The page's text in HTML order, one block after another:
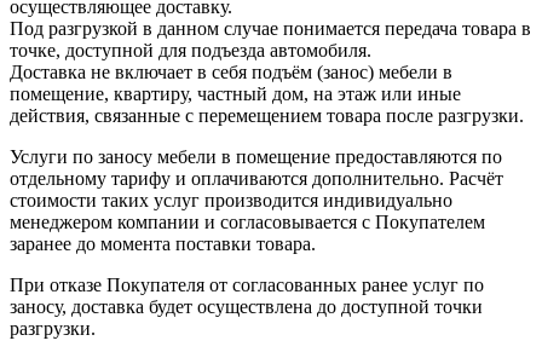
осуществляющее доставку.
Под разгрузкой в данном случае понимается передача товара в
точке, доступной для подъезда автомобиля.
Доставка не включает в себя подъём (занос) мебели в
помещение, квартиру, частный дом, на этаж или иные
действия, связанные с перемещением товара после разгрузки.
Услуги по заносу мебели в помещение предоставляются по
отдельному тарифу и оплачиваются дополнительно. Расчёт
стоимости таких услуг производится индивидуально
менеджером компании и согласовывается с Покупателем
заранее до момента поставки товара.
При отказе Покупателя от согласованных ранее услуг по
заносу, доставка будет осуществлена до доступной точки
разгрузки.